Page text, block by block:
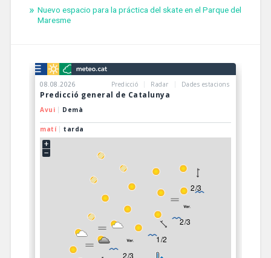
Nuevo espacio para la práctica del skate en el Parque del
Maresme